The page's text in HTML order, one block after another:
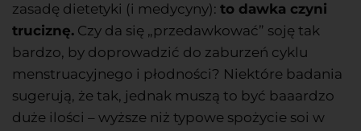
zasadę dietetyki (i medycyny): to dawka czyni
truciznę. Czy da się „przedawkować” soję tak
bardzo, by doprowadzić do zaburzeń cyklu
menstruacyjnego i płodności? Niektóre badania
sugerują, że tak, jednak muszą to być baaardzo
duże ilości – wyższe niż typowe spożycie soi w